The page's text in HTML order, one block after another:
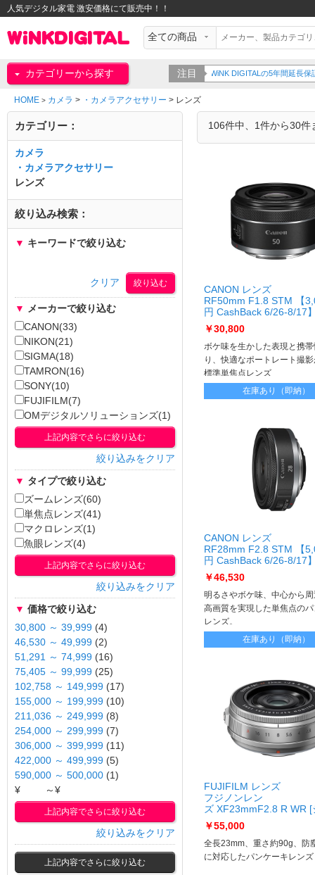
人気デジタル家電 激安価格にて販売中！！
カテゴリーから探す 注目
WiNK DIGITALの5年間延長保証をご紹介！！詳細はこ
HOME > カメラ > ・カメラアクセサリー > レンズ
106件中、1件から30件
CANON レンズ
RF50mm F1.8 STM 【
円 CashBack 6/26-8/17
RF50mm F1.8 STM
￥30,800
ボケ味を生かした表現と携
り、快適なポートレート撮
標準単焦点レンズ
在庫あり（即納）
CANON レンズ
RF28mm F2.8 STM 【
円 CashBack 6/26-8/17
RF28mm F2.8 STM
￥46,530
明るさやボケ味、中心から
高画質を実現した単焦点の
レンズ。
在庫あり（即納）
FUJIFILM レンズ
フジノンレン
ズ XF23mmF2.8 R WR [
ー] XF23mmF2.8 R WR/
￥55,000
全長23mm、重さ約90g、防
に対応したパンケーキレンズ
カテゴリー：
カメラ
・カメラアクセサリー
レンズ
絞り込み検索：
▼ キーワードで絞り込む
クリア
▼ メーカーで絞り込む
CANON(33)
NIKON(21)
SIGMA(18)
TAMRON(16)
SONY(10)
FUJIFILM(7)
OMデジタルソリューションズ(1)
上記内容でさらに絞り込む
絞り込みをクリア
▼ タイプで絞り込む
ズームレンズ(60)
単焦点レンズ(41)
マクロレンズ(1)
魚眼レンズ(4)
上記内容でさらに絞り込む
絞り込みをクリア
▼ 価格で絞り込む
30,800 ～ 39,999 (4)
46,530 ～ 49,999 (2)
51,291 ～ 74,999 (16)
75,405 ～ 99,999 (25)
102,758 ～ 149,999 (17)
155,000 ～ 199,999 (10)
211,036 ～ 249,999 (8)
254,000 ～ 299,999 (7)
306,000 ～ 399,999 (11)
422,000 ～ 499,999 (5)
590,000 ～ 500,000 (1)
¥
～¥
上記内容でさらに絞り込む
絞り込みをクリア
上記内容でさらに絞り込む